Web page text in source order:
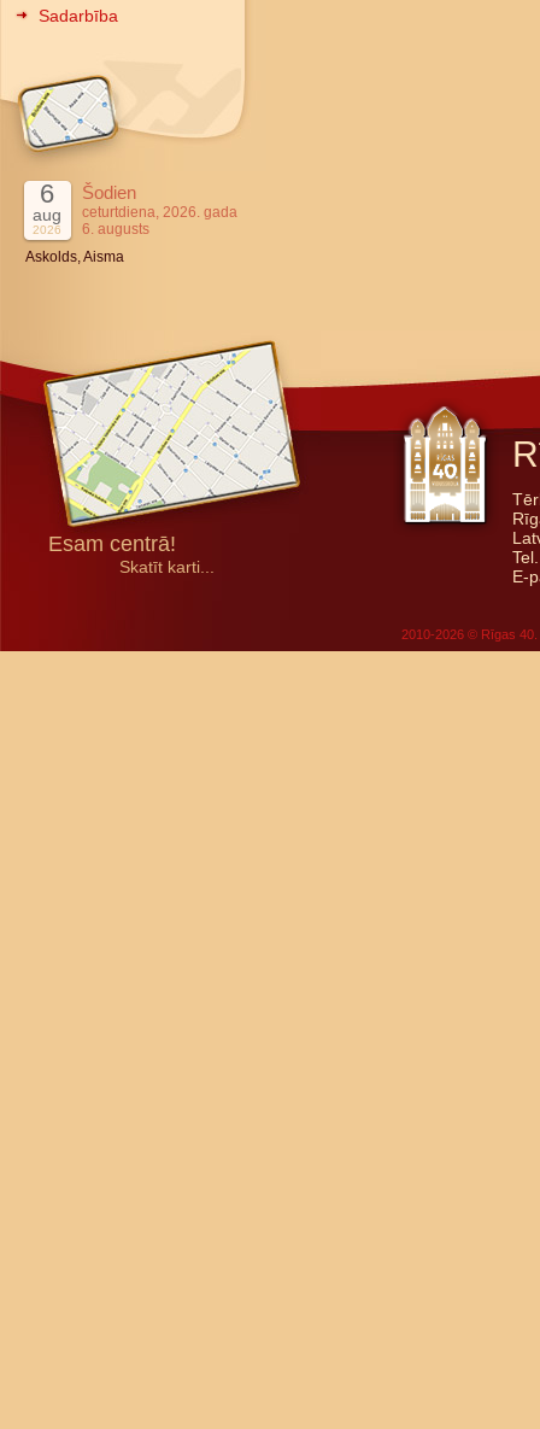
Sadarbība
6
aug
2026
Šodien
ceturtdiena, 2026. gada
6. augusts
Askolds, Aisma
Esam centrā!
Skatīt karti...
E-
2010-2026 © Rīgas